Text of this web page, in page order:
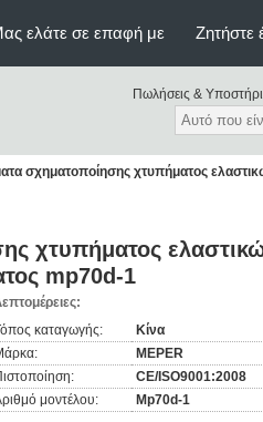
ελάτε σε επαφή με
Πωλήσεις &
σχηματοποίησης χτυπήματος
χτυπήματος
mp70d-1
καταγωγής:
Κίνα
MEPER
CE/ISO9001:2008
μοντέλου:
Mp70d-1